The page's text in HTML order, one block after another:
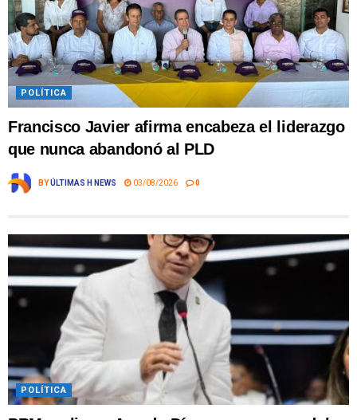
POLÍTICA
Francisco Javier afirma encabeza el liderazgo
que nunca abandonó al PLD
BYÚLTIMAS H NEWS 03/08/2026 0
POLÍTICA